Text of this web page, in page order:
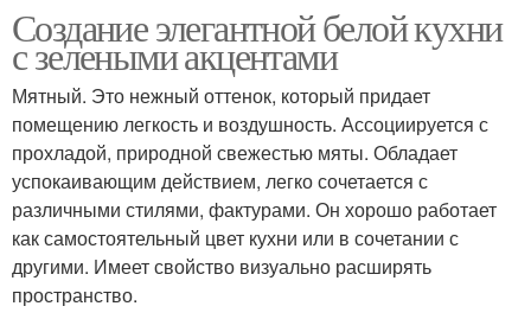
Создание элегантной белой кухни
с зелеными акцентами
Мятный. Это нежный оттенок, который придает
помещению легкость и воздушность. Ассоциируется с
прохладой, природной свежестью мяты. Обладает
успокаивающим действием, легко сочетается с
различными стилями, фактурами. Он хорошо работает
как самостоятельный цвет кухни или в сочетании с
другими. Имеет свойство визуально расширять
пространство.